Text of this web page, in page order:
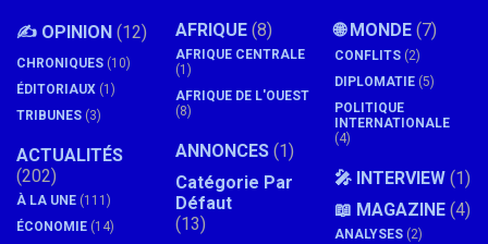
✍️ OPINION (12)
CHRONIQUES (10)
ÉDITORIAUX (1)
TRIBUNES (3)
ACTUALITÉS
(202)
À LA UNE (111)
ÉCONOMIE (14)
AFRIQUE (8)
AFRIQUE CENTRALE
(1)
AFRIQUE DE L'OUEST
(8)
ANNONCES (1)
Catégorie Par
Défaut
(13)
🌐 MONDE (7)
CONFLITS (2)
DIPLOMATIE (5)
POLITIQUE
INTERNATIONALE
(4)
🎤 INTERVIEW (1)
📖 MAGAZINE (4)
ANALYSES (2)